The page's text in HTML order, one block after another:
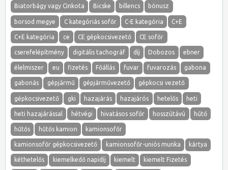
Biatorbágy vagy Cinkota Bicske billencs bónusz
borsod megye C kategóriás sofőr C-E kategória C+E
C+E kategória ce CE gépkocsivezető CE sofőr
cserefelépítmény digitális tachográf díj Dobozos ebner
élelmiszer eu fizetés Főállás fuvar fuvarozás gabona
gabonás gépjármű gépjárművezető gépkocsi vezető
gépkocsivezető gki hazajárás hazajárós hetelős heti
heti hazajárással hétvégi hivatásos sofőr hosszútávú hűtő
hűtős hűtős kamion kamionsofőr
kamionsofőr gépkocsivezető kamionsofőr-uniós munka kártya
kéthetelős kiemelkedő napidíj kiemelt kiemelt Fizetés